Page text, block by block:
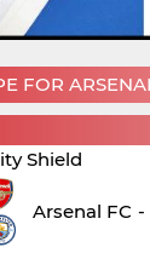
FOR
Shield
Arsenal FC -